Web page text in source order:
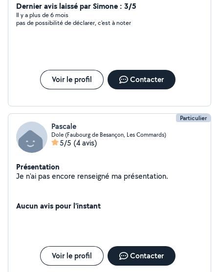
Dernier avis laissé par Simone : 3/5
Il y a plus de 6 mois
pas de possibilité de déclarer, c'est à noter
Voir le profil Contacter
Particulier
Pascale
Dole (Faubourg de Besançon, Les Commards)
5/5 (4 avis)
Présentation
Je n'ai pas encore renseigné ma présentation.
Aucun avis pour l'instant
Voir le profil Contacter